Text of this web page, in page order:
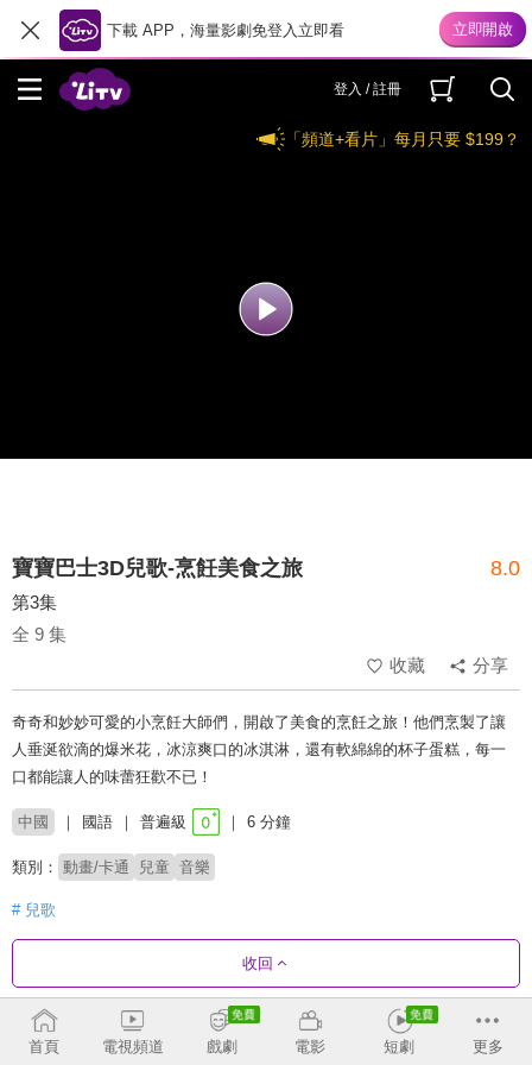
下載 APP，海量影劇免登入立即看
登入 / 註冊
「頻道+看片」每月只要 $199？
寶寶巴士3D兒歌-烹飪美食之旅 8.0
第3集
全 9 集
收藏
分享
奇奇和妙妙可愛的小烹飪大師們，開啟了美食的烹飪之旅！他們烹製了讓
人垂涎欲滴的爆米花，冰涼爽口的冰淇淋，還有軟綿綿的杯子蛋糕，每一
口都能讓人的味蕾狂歡不已！
中國 國語 普遍級 6 分鐘
類別： 動畫/卡通 兒童 音樂
# 兒歌
收回
劇集列表 收合
首頁 電視頻道 戲劇 電影 短劇 更多